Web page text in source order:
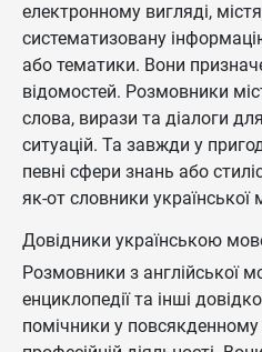
електронному вигляді,
систематизовану
або тематики. Вони
відомостей. Розмовники
слова, вирази та діалоги
ситуацій. Та завжди у
певні сфери знань або
як-от словники української
Довідники українською
Розмовники з англійської
енциклопедії та інші
помічники у повсякденному